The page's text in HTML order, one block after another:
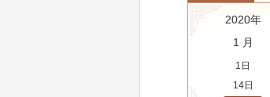
2020年
1 月
1日
14日